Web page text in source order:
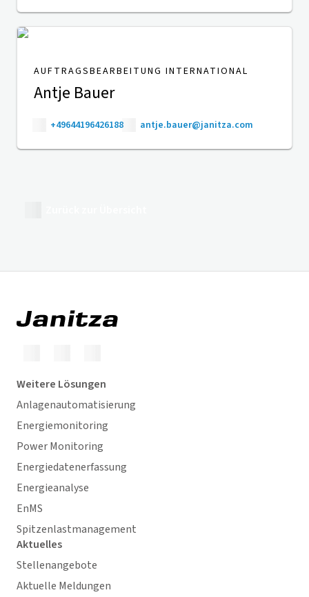
AUFTRAGSBEARBEITUNG INTERNATIONAL
Antje Bauer
+49644196426188 antje.bauer@janitza.com
Weitere Lösungen
Anlagenautomatisierung
Energiemonitoring
Power Monitoring
Energiedatenerfassung
Energieanalyse
EnMS
Spitzenlastmanagement
Aktuelles
Stellenangebote
Aktuelle Meldungen